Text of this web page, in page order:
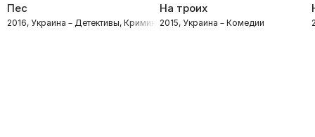
Пес
2016, Украина – Детективы, Криминал, Приключения, Процедуралы
На троих
2015, Украина – Комедии